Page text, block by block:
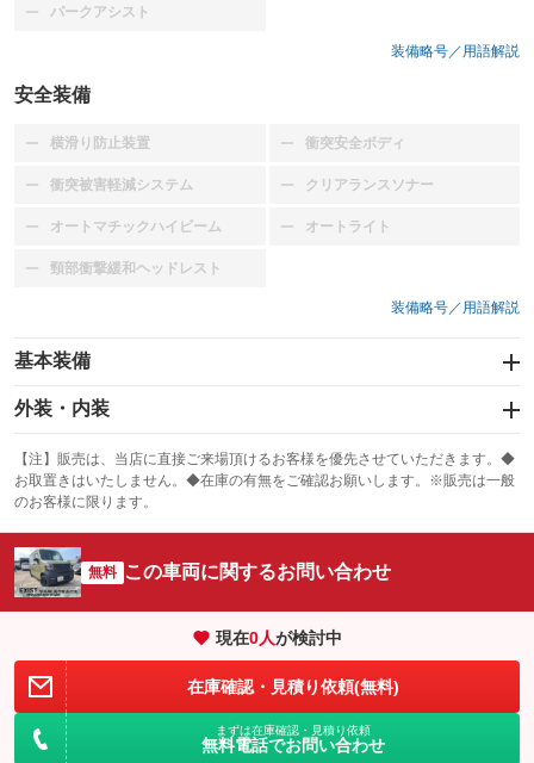
パークアシスト
：装備なし
装備略号／用語解説
安全装備
横滑り防止装置
：装備なし 衝突安全ボディ
：装備なし
衝突被害軽減システム
：装備なし クリアランスソナー
：装備なし
オートマチックハイビーム
：装備なし オートライト
：装備なし
頸部衝撃緩和ヘッドレスト
：装備なし
装備略号／用語解説
基本装備
エアバッグ
：装備なし
：装備なし
サンルーフ
：装備なし ABS
エアコン
：装備なし Wエアコン
：装備なし
リフトアップ
：装備なし パワーステアリング
：装備なし
ダウンヒルアシストコントロール
：装備なし ：装備なし
アイドリングストップ
：装備なし ドライブレコーダー
USB入力端子
：装備なし Bluetooth接続
：装備なし
外装・内装
カーナビ
：装備なし
TV
：装備なし
オーディオ
ビジュアル
：装備なし
革シート
：装備なし ハーフレザーシート
キーレス
：装備なし LEDヘッドランプ
HID(キセノンライト)
：装備なし ポータブルナビ
：装備なし
【注】販売は、当店に直接ご来場頂けるお客様を優先させていただきます。◆
お取置きはいたしません。◆在庫の有無をご確認お願いします。※販売は一般
のお客様に限ります。
無料 この車両に関するお問い合わせ
現在0人が検討中
在庫確認・見積り依頼(無料)
まずは在庫確認・見積り依頼
無料電話でお問い合わせ